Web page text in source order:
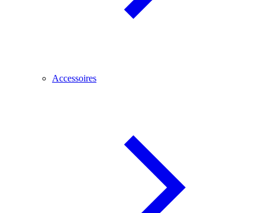
Accessoires